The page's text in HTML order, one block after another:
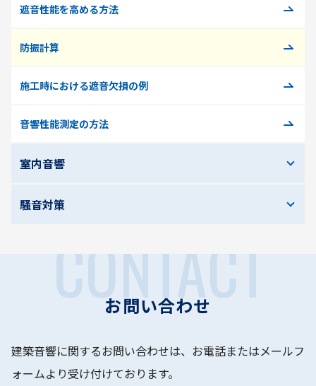
遮音性能を高める方法
防振計算
施工時における遮音欠損の例
音響性能測定の方法
室内音響
騒音対策
お問い合わせ
CONTACT
建築音響に関するお問い合わせは、お電話またはメールフ
ォームより受け付けております。